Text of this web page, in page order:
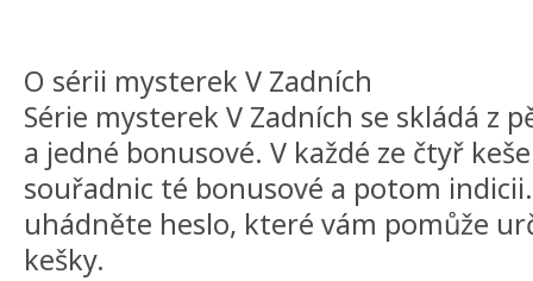
O sérii mysterek V Zadních
Série mysterek V Zadních se skládá z
a jedné bonusové. V každé ze čtyř
souřadnic té bonusové a potom
uhádněte heslo, které vám pomůže
kešky.